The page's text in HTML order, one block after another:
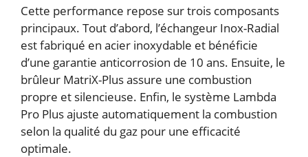
Cette performance repose sur trois composants
principaux. Tout d’abord, l’échangeur Inox-Radial
est fabriqué en acier inoxydable et bénéficie
d’une garantie anticorrosion de 10 ans. Ensuite, le
brûleur MatriX-Plus assure une combustion
propre et silencieuse. Enfin, le système Lambda
Pro Plus ajuste automatiquement la combustion
selon la qualité du gaz pour une efficacité
optimale.